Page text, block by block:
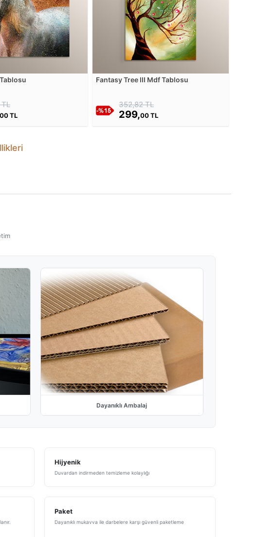
TL
00 TL
Fantasy Tree III Mdf Tablosu
352,82 TL
299,00 TL
Dayanıklı Ambalaj
Hijyenik
Duvardan indirmeden temizleme kolaylığı
Paket
Dayanıklı mukavva ile darbelere karşı güvenli paketleme